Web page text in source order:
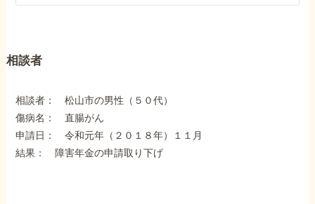
障害年金の基礎知識
障害年金の金額
受給事例
Q&A・相談事例
相談者
相談者： 松山市の男性（５０代）
傷病名： 直腸がん
申請日： 令和元年（２０１８年）１１月
結果： 障害年金の申請取り下げ